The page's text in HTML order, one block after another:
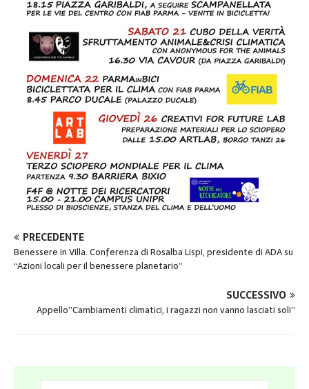
PRECEDENTE
Benessere in Villa. Conferenza di Rosalba Lispi, presidente di ADA su
“Azioni locali per il benessere planetario”
SUCCESSIVO
Appello”Cambiamenti climatici, i ragazzi non vanno lasciati soli”